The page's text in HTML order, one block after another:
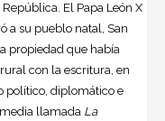
El Papa León X
a su pueblo natal, San
propiedad que había
con la escritura, en
político, diplomático e
llamada La